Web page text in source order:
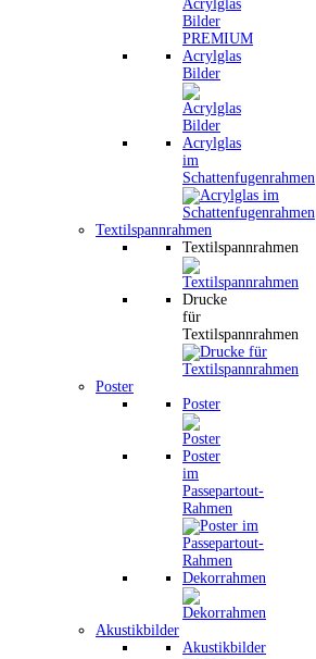
Acrylglas
Bilder
Acrylglas
im
Schattenfugenrahmen
Textilspannrahmen
Textilspannrahmen
Drucke
für
Textilspannrahmen
Poster
Poster
Poster
im
Passepartout-
Rahmen
Dekorrahmen
Akustikbilder
Akustikbilder